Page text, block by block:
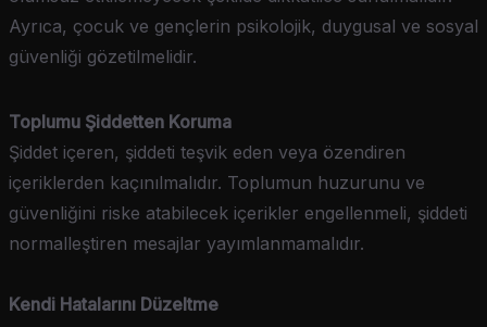
Ayrıca, çocuk ve gençlerin psikolojik, duygusal ve sosyal
güvenliği gözetilmelidir.
Toplumu Şiddetten Koruma
Şiddet içeren, şiddeti teşvik eden veya özendiren
içeriklerden kaçınılmalıdır. Toplumun huzurunu ve
güvenliğini riske atabilecek içerikler engellenmeli, şiddeti
normalleştiren mesajlar yayımlanmamalıdır.
Kendi Hatalarını Düzeltme